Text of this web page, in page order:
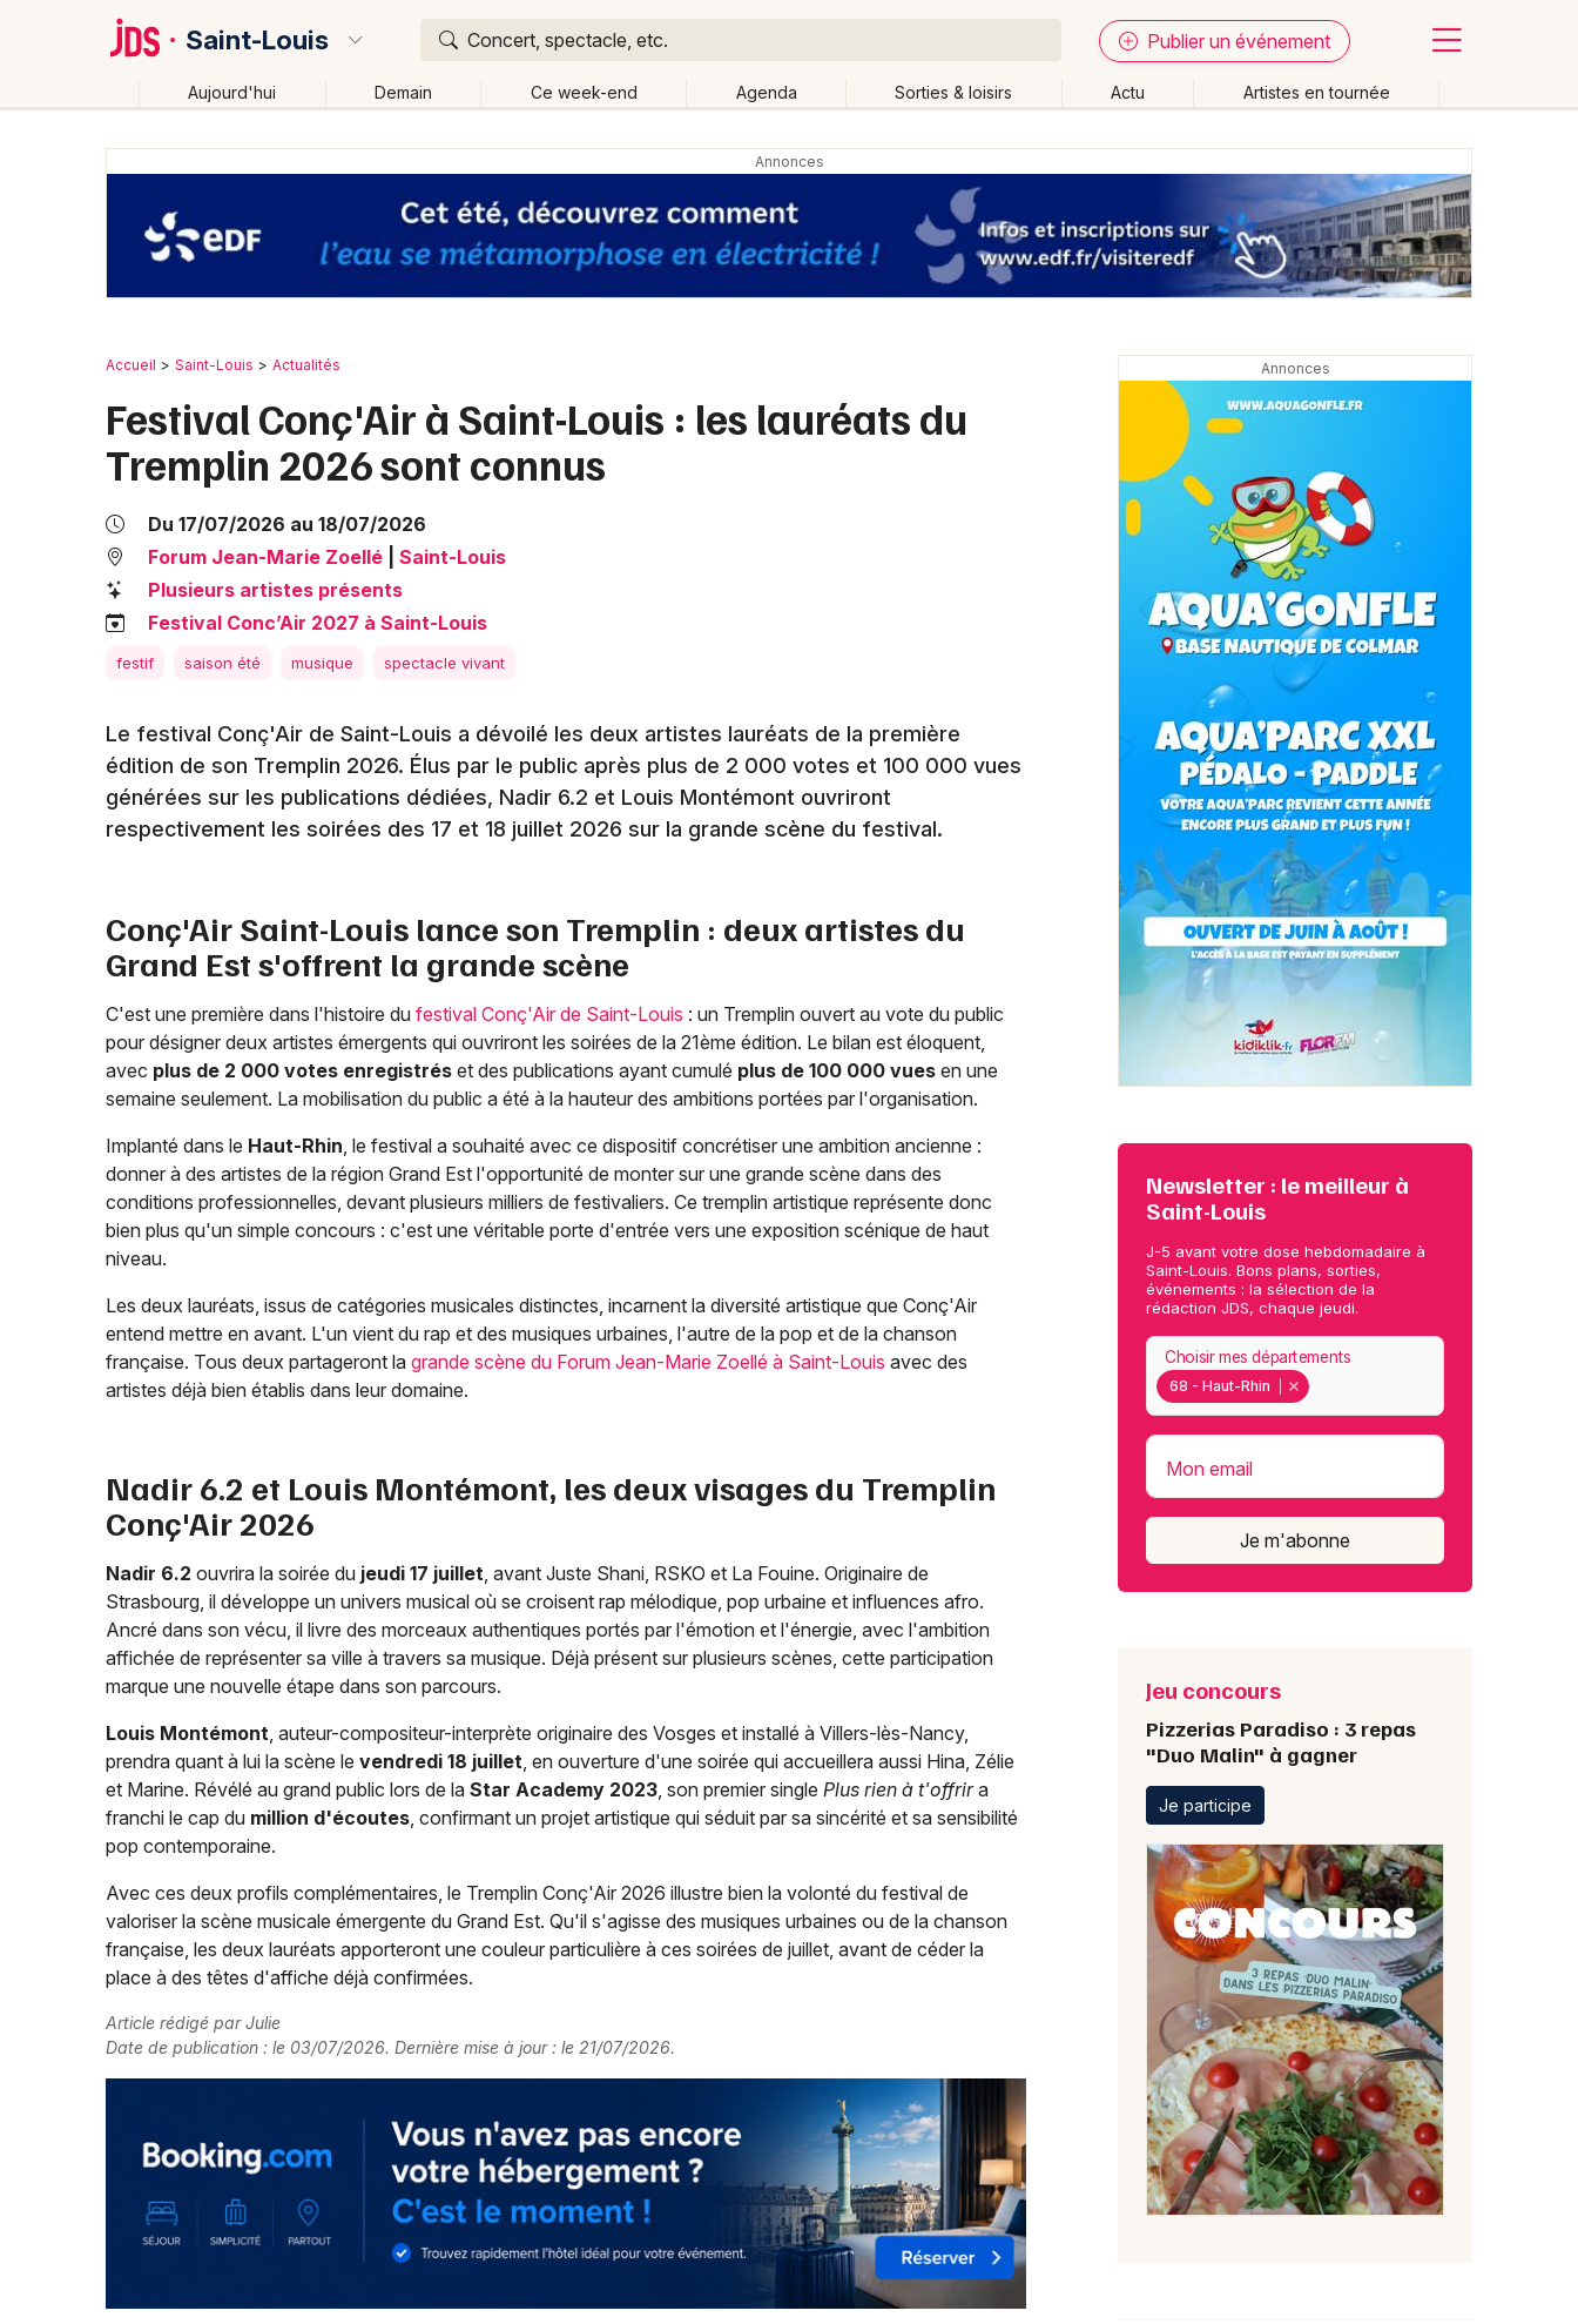
Saint-Louis Concert, spectacle, etc. Publier un événement
Aujourd'hui Demain Ce week-end Agenda Sorties & loisirs Actu Artistes en tournée
Publier un événement
Grands événements
Manifestations
Sorties famille
Expos
Actualités dans le Haut-Rhin
Actualités en Alsace
Actualités dans le Grand Est
Jeux concours
Newsletter des sorties
Artistes en tournée
Actus à Saint-Louis
68 - Haut-Rhin
Choisir mes départements
Mon email
Bordeaux
Paris
Strasbourg
Toulouse
Accueil Saint-Louis Actualités
Festival Conç'Air à Saint-Louis : les lauréats du
Tremplin 2026 sont connus
Du 17/07/2026 au 18/07/2026
Forum Jean-Marie Zoellé
Saint-Louis
Plusieurs artistes présents
Festival Conc’Air 2027 à Saint-Louis
festif saison été musique spectacle vivant
Le festival Conç'Air de Saint-Louis a dévoilé les deux artistes lauréats de la première
édition de son Tremplin 2026. Élus par le public après plus de 2 000 votes et 100 000 vues
générées sur les publications dédiées, Nadir 6.2 et Louis Montémont ouvriront
respectivement les soirées des 17 et 18 juillet 2026 sur la grande scène du festival.
Conç'Air Saint-Louis lance son Tremplin : deux artistes du
Grand Est s'offrent la grande scène
C'est une première dans l'histoire du festival Conç'Air de Saint-Louis : un Tremplin ouvert au vote du public
pour désigner deux artistes émergents qui ouvriront les soirées de la 21ème édition. Le bilan est éloquent,
avec plus de 2 000 votes enregistrés et des publications ayant cumulé plus de 100 000 vues en une
semaine seulement. La mobilisation du public a été à la hauteur des ambitions portées par l'organisation.
Implanté dans le Haut-Rhin , le festival a souhaité avec ce dispositif concrétiser une ambition ancienne :
donner à des artistes de la région Grand Est l'opportunité de monter sur une grande scène dans des
conditions professionnelles, devant plusieurs milliers de festivaliers. Ce tremplin artistique représente donc
bien plus qu'un simple concours : c'est une véritable porte d'entrée vers une exposition scénique de haut
niveau.
Les deux lauréats, issus de catégories musicales distinctes, incarnent la diversité artistique que Conç'Air
entend mettre en avant. L'un vient du rap et des musiques urbaines, l'autre de la pop et de la chanson
française. Tous deux partageront la grande scène du Forum Jean-Marie Zoellé à Saint-Louis avec des
artistes déjà bien établis dans leur domaine.
Nadir 6.2 et Louis Montémont, les deux visages du Tremplin
Conç'Air 2026
Nadir 6.2 ouvrira la soirée du jeudi 17 juillet , avant Juste Shani, RSKO et La Fouine. Originaire de
Strasbourg, il développe un univers musical où se croisent rap mélodique, pop urbaine et influences afro.
Ancré dans son vécu, il livre des morceaux authentiques portés par l'émotion et l'énergie, avec l'ambition
affichée de représenter sa ville à travers sa musique. Déjà présent sur plusieurs scènes, cette participation
marque une nouvelle étape dans son parcours.
Louis Montémont , auteur-compositeur-interprète originaire des Vosges et installé à Villers-lès-Nancy,
prendra quant à lui la scène le vendredi 18 juillet , en ouverture d'une soirée qui accueillera aussi Hina, Zélie
et Marine. Révélé au grand public lors de la Star Academy 2023 , son premier single Plus rien à t'offrira
franchi le cap du million d'écoutes , confirmant un projet artistique qui séduit par sa sincérité et sa sensibilité
pop contemporaine.
Avec ces deux profils complémentaires, le Tremplin Conç'Air 2026 illustre bien la volonté du festival de
valoriser la scène musicale émergente du Grand Est. Qu'il s'agisse des musiques urbaines ou de la chanson
française, les deux lauréats apporteront une couleur particulière à ces soirées de juillet, avant de céder la
place à des têtes d'affiche déjà confirmées.
Article rédigé par Julie
Date de publication : le 03/07/2026. Dernière mise à jour : le 21/07/2026.
Newsletter : le meilleur à
Saint-Louis
J-5 avant votre dose hebdomadaire à
Saint-Louis. Bons plans, sorties,
événements : la sélection de la
rédaction JDS, chaque jeudi.
68 - Haut-Rhin
Choisir mes départements
Mon email
Je m'abonne
Jeu concours
Pizzerias Paradiso : 3 repas
"Duo Malin" à gagner
Je participe
Haut-Rhin (68) Alsace Partout
Près de moi
Quand ? Effacer les dates
Aujourd'hui Demain Ce week-end Autre